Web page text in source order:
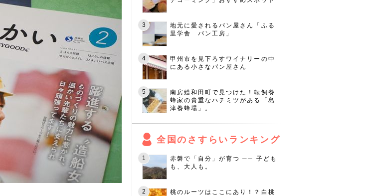
地元に愛されるパン屋さん「ふる
里学舎 パン工房」
甲州市を見下ろすワイナリーの中
にある小さなパン屋さん
南房総和田町で見つけた！転飼養
蜂家の貴重なハチミツがある「島
津養蜂場」。
全国のさすらいランキング
赤磐で「自分」が育つ ── 子ども
も、大人も。
桃のルーツはここにあり！？白桃